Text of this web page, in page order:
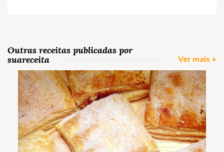
Outras receitas publicadas por
suareceita
Ver mais +